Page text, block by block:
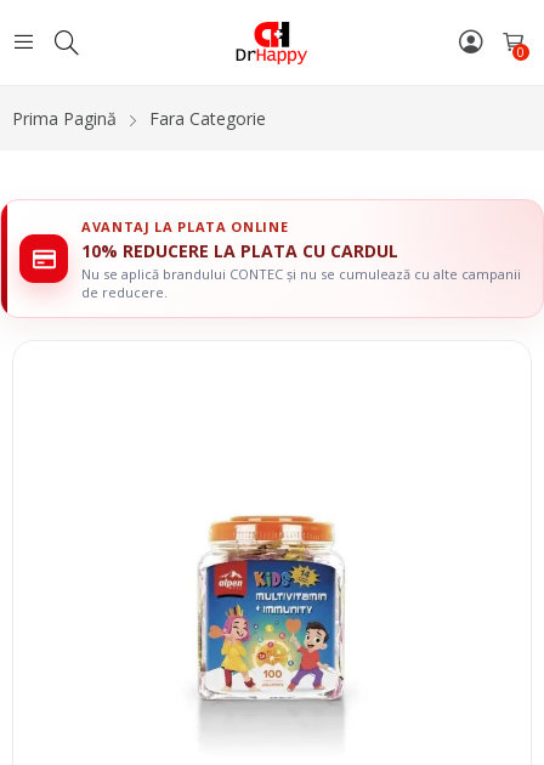
0
Prima Pagină Fara Categorie
AVANTAJ LA PLATA ONLINE
10% REDUCERE LA PLATA CU CARDUL
Nu se aplică brandului CONTEC și nu se cumulează cu alte campanii
de reducere.